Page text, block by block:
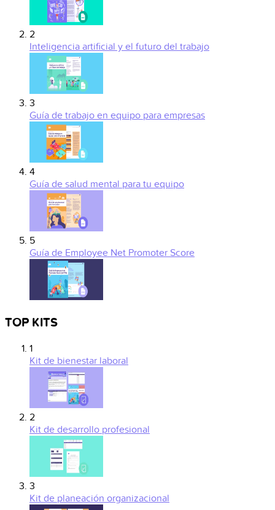
2
Inteligencia artificial y el futuro del trabajo
3
Guía de trabajo en equipo para empresas
4
Guía de salud mental para tu equipo
5
Guía de Employee Net Promoter Score
TOP KITS
1
Kit de bienestar laboral
2
Kit de desarrollo profesional
3
Kit de planeación organizacional